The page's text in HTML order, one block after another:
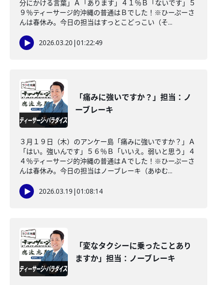
分にかける言葉」Ａ「あります」４１％Ｂ「ないです」５
９％ティーサージ的沖縄の普通はＢでした！※ひーぷーさ
んは春休み。今日の担当はすっとこどっこい（そ...
2026.03.20 |01:22:49
「痛みに強いですか？」担当：ノ
ーブレーキ
３月１９日（木）のアンケー島「痛みに強いですか？」Ａ
「はい。強いんです」５６％Ｂ「いいえ。弱いと思う」４
４％ティーサージ的沖縄の普通はＡでした！※ひーぷーさ
んは春休み。今日の担当はノーブレーキ（あゆむ...
2026.03.19 |01:08:14
「変なタクシーに乗ったことあり
ますか」担当：ノーブレーキ